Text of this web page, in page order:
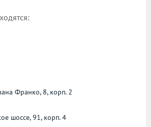
Франко, 8, корп. 2
шоссе, 91, корп. 4